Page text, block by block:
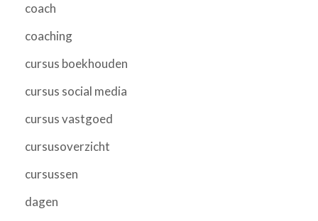
coach
coaching
cursus boekhouden
cursus social media
cursus vastgoed
cursusoverzicht
cursussen
dagen